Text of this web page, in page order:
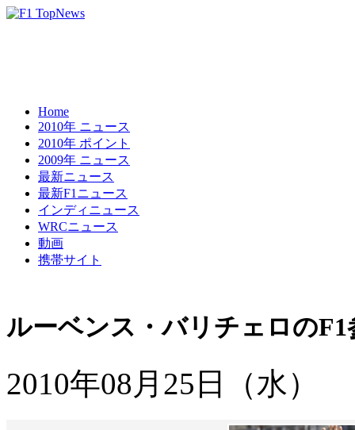
Home
2010年 ニュース
2010年 ポイント
2009年 ニュース
最新ニュース
最新F1ニュース
インディニュース
WRCニュース
動画
携帯サイト
ルーベンス・バリチェロの
2010年08月25日（水）